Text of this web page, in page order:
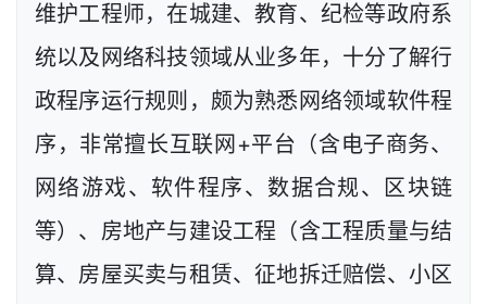
维护工程师，在城建、教育、纪检等政府系
统以及网络科技领域从业多年，十分了解行
政程序运行规则，颇为熟悉网络领域软件程
序，非常擅长互联网+平台（含电子商务、
网络游戏、软件程序、数据合规、区块链
等）、房地产与建设工程（含工程质量与结
算、房屋买卖与租赁、征地拆迁赔偿、小区